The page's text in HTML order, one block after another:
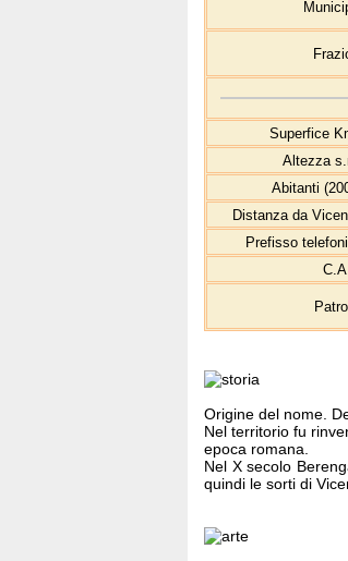
Superfice
Altezza
Abitanti
Distanza da
Prefisso
Origine del nome.
Nel territorio fu
epoca romana.
Nel X secolo
quindi le sorti di